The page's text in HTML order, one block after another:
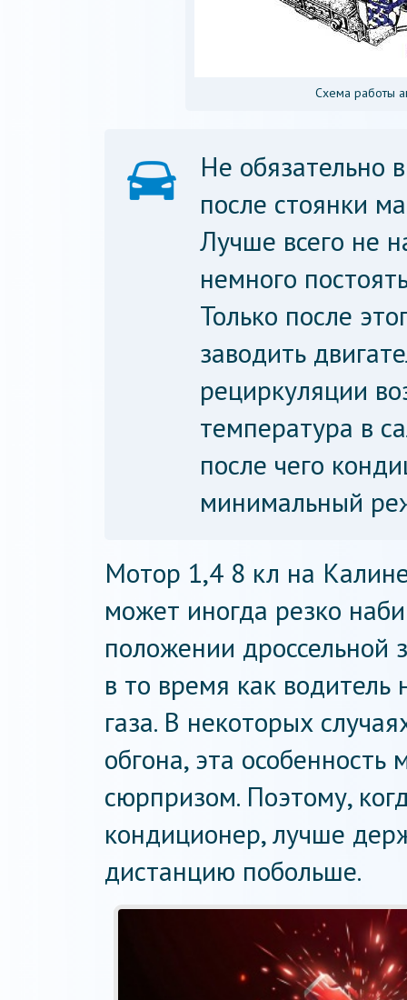
Схема работы
Не обязательно
после стоянки
Лучше всего не
немного
Только после
заводить
рециркуляции
температура в
после чего
минимальный
Мотор 1,4 8 кл на
может иногда резко
положении дроссельной
в то время как водитель
газа. В некоторых
обгона, эта
сюрпризом. Поэтому,
кондиционер, лучше
дистанцию побольше.